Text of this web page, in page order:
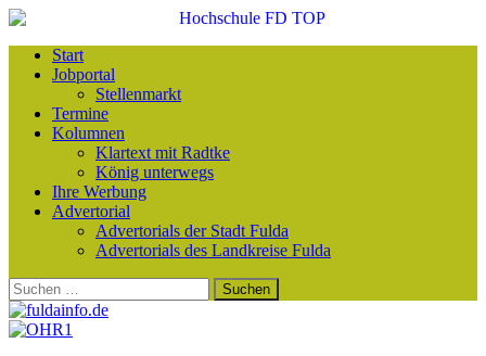
Start
Jobportal
Stellenmarkt
Termine
Kolumnen
Klartext mit Radtke
König unterwegs
Ihre Werbung
Advertorial
Advertorials der Stadt Fulda
Advertorials des Landkreise Fulda
Suchen
nach: